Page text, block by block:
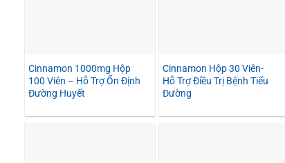
Cinnamon 1000mg Hộp
100 Viên – Hỗ Trợ Ổn Định
Đường Huyết
Cinnamon Hộp 30 Viên-
Hỗ Trợ Điều Trị Bệnh Tiểu
Đường